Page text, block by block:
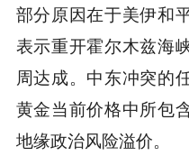
部分原因在于美伊和
表示重开霍尔木兹海
周达成。中东冲突的
黄金当前价格中所包
地缘政治风险溢价。